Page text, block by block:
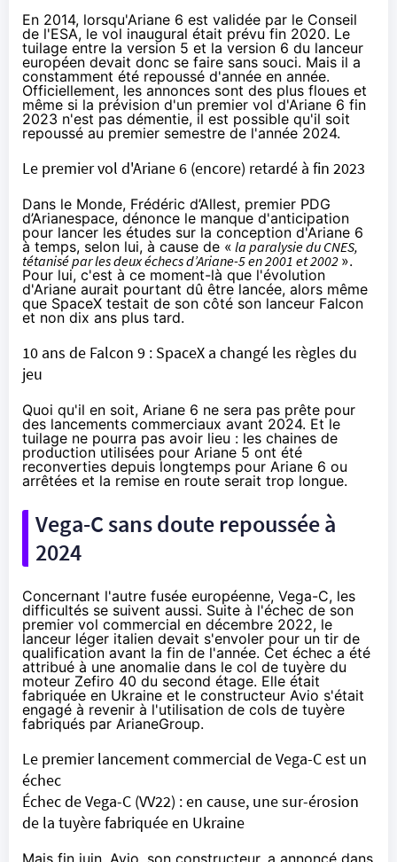
En 2014, lorsqu'Ariane 6 est validée par le Conseil
de l'ESA, le vol inaugural était prévu fin 2020. Le
tuilage entre la version 5 et la version 6 du lanceur
européen devait donc se faire sans souci. Mais il a
constamment été repoussé d'année en année.
Officiellement, les annonces sont des plus floues et
même si la prévision d'un premier vol d'Ariane 6 fin
2023 n'est pas démentie, il est possible qu'il soit
repoussé au premier semestre de l'année 2024.
Le premier vol d'Ariane 6 (encore) retardé à fin 2023
Dans le Monde, Frédéric d’Allest, premier PDG
d’Arianespace, dénonce le manque d'anticipation
pour lancer les études sur la conception d'Ariane 6
à temps, selon lui, à cause de « la paralysie du CNES,
tétanisé par les deux échecs d’Ariane-5 en 2001 et 2002 ».
Pour lui, c'est à ce moment-là que l'évolution
d'Ariane aurait pourtant dû être lancée, alors même
que SpaceX testait de son côté son lanceur Falcon
et non dix ans plus tard.
10 ans de Falcon 9 : SpaceX a changé les règles du
jeu
Quoi qu'il en soit, Ariane 6 ne sera pas prête pour
des lancements commerciaux avant 2024. Et le
tuilage ne pourra pas avoir lieu : les chaines de
production utilisées pour Ariane 5 ont été
reconverties depuis longtemps pour Ariane 6 ou
arrêtées et la remise en route serait trop longue.
Vega-C sans doute repoussée à
2024
Concernant l'autre fusée européenne, Vega-C, les
difficultés se suivent aussi. Suite à l'échec de son
premier vol commercial en décembre 2022, le
lanceur léger italien devait s'envoler pour un tir de
qualification avant la fin de l'année. Cet échec a été
attribué à une anomalie dans le col de tuyère du
moteur Zefiro 40 du second étage. Elle était
fabriquée en Ukraine et le constructeur Avio s'était
engagé à revenir à l'utilisation de cols de tuyère
fabriqués par ArianeGroup.
Le premier lancement commercial de Vega-C est un
échec
Échec de Vega-C (VV22) : en cause, une sur-érosion
de la tuyère fabriquée en Ukraine